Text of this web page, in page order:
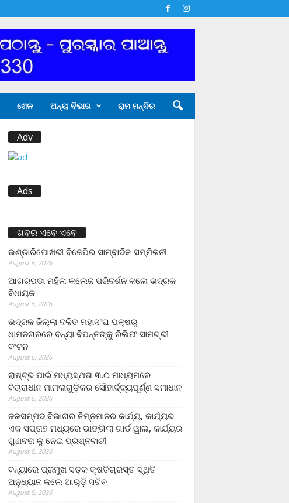
ଖେଳ ଅନ୍ୟ ବିଭାଗ ରାମ ମନ୍ଦିର
Adv
Ads
ଖବର ଏବେ ଏବେ
ଭଣ୍ଡାରିପୋଖରୀ ବିଜେପିର ସାମ୍ବାଦିକ ସମ୍ମିଳନୀ
August 6, 2026
ଆଗରପଡା ମହିଳା କଲେଜ ପରିଦର୍ଶନ କଲେ ଭଦ୍ରକ
ବିଧାୟକ
August 6, 2026
ଭଦ୍ରକ ଜିଲ୍ଲା ଦଳିତ ମହାସଂଘ ପକ୍ଷରୁ
ଧାମନଗରରେ ବନ୍ୟା ବିପନ୍ନଙ୍କୁ ରିଲିଫ ସାମଗ୍ରୀ
ବଂଟନ
August 6, 2026
ରାଷ୍ଟ୍ର ପାଇଁ ମଧ୍ୟସ୍ଥତା ୩.୦ ମାଧ୍ୟମରେ
ବିଚାରାଧୀନ ମାମଲାଗୁଡ଼ିକର ସୌହାର୍ଦ୍ଦ୍ୟପୂର୍ଣ୍ଣ ସମାଧାନ
August 6, 2026
ଜଳସମ୍ପଦ ବିଭାଗର ନିମ୍ନମାନର କାର୍ଯ୍ୟ, କାର୍ଯ୍ୟର
ଏକ ସପ୍ତାହ ମଧ୍ୟରେ ଭାଙ୍ଗିଲା ଗାର୍ଡ ୱାଲ, କାର୍ଯ୍ୟର
ଗୁଣବତା କୁ ନେଇ ପ୍ରଶ୍ନବାଚୀ
August 6, 2026
ବନ୍ୟାରେ ପ୍ରମୁଖ ସଡ଼କ କ୍ଷତିଗ୍ରସ୍ତ ସ୍ଥିତି
ଅନୁଧ୍ୟାନ କଲେ ଆର୍‌ଡ଼ି ସଚିବ
August 6, 2026